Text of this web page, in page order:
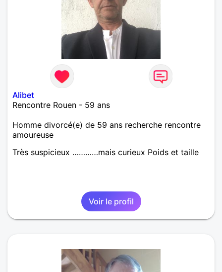
Alibet
Rencontre Rouen - 59 ans
Homme divorcé(e) de 59 ans recherche rencontre
amoureuse
Très suspicieux …………mais curieux Poids et taille
Voir le profil